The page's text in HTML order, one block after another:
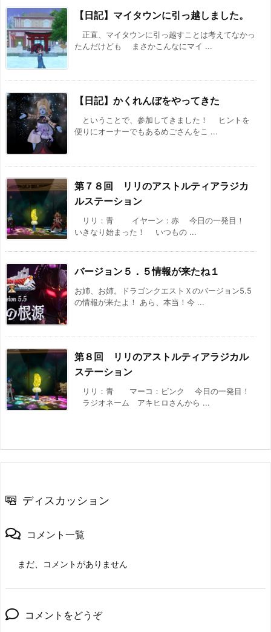
【日記】マイタウンに引っ越しました。
正直、マイタウンに引っ越すことは考えてなかっ
たんだけども まさかこんなにマイ ...
【日記】かくれんぼをやってきた
ということで、参加してきました！ ヒントを
便りにオーナーでもあるめごさんをこ ...
第７８回 リリのアストルティアラジカ
ルステーション
リリ：青 イヤーン：赤 今日の一発目！
いきなり始まった！ いつもの ...
バージョン５．５情報が来たね１
お姉、お姉。ドラゴンクエストＸのバージョン5.5
の情報が来たよ！ あら、本当！今 ...
第８回 リリのアストルティアラジカル
ステーション
リリ：青 マーコ：ピンク 今日の一発目！
ラジオネーム アキヒロさんから ...
ディスカッション
コメント一覧
まだ、コメントがありません
コメントをどうぞ